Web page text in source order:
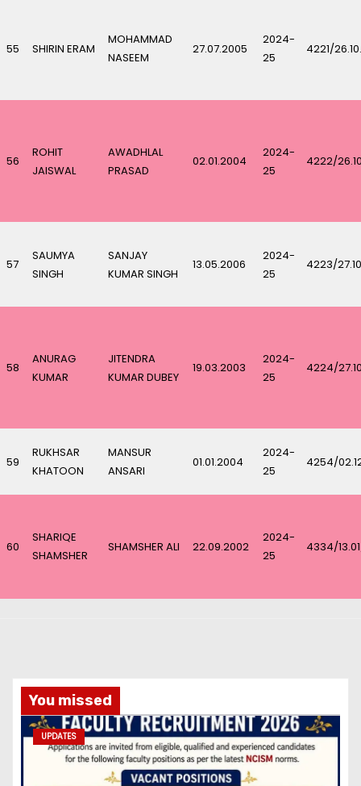
55 SHIRIN ERAM
MOHAMMAD
NASEEM
27.07.2005
2024-
25
4221/
56
ROHIT
JAISWAL
AWADHLAL
PRASAD
02.01.2004
2024-
25
4222/
57
SAUMYA
SINGH
SANJAY
KUMAR SINGH
13.05.2006
2024-
25
4223/
58
ANURAG
KUMAR
JITENDRA
KUMAR DUBEY
19.03.2003
2024-
25
4224/
59
RUKHSAR
KHATOON
MANSUR
ANSARI
01.01.2004
2024-
25
4254/
60
SHARIQE
SHAMSHER
SHAMSHER ALI 22.09.2002
2024-
25
4334/
You missed
UPDATES